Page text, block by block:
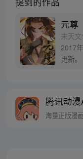
元尊
未天文
2017
更新
腾讯动
海量正版漫